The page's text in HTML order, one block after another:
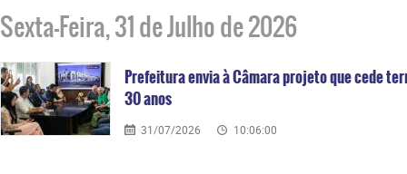
Sexta-Feira, 31 de Julho de 2026
Prefeitura envia à Câmara projeto que cede
30 anos
31/07/2026 10:06:00